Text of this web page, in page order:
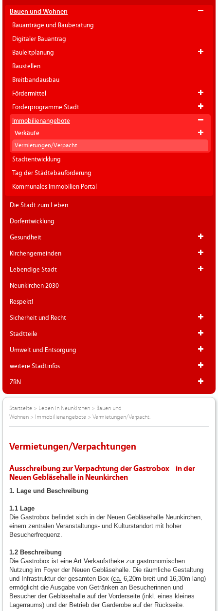
Bauen und Wohnen
Bauanträge und Bauberatung
Digitaler Bauantrag
Bauleitplanung
Baustellen
Breitbandausbau
Fördermittel
Förderprogramme Stadt
Immobilienangebote
Verkäufe
Vermietungen/Verpacht.
Stadtentwicklung
Tag der Städtebauförderung
Kommunales Immobilien Portal
Die Stadt zum Leben
Dorfentwicklung
Gesundheit
Kirchengemeinden
Lebendige Stadt
Neunkirchen 2030
Respekt!
Sicherheit und Recht
Stadtteile
Umwelt und Entsorgung
weitere Stadtinfos
ZBN
Startseite > Leben in Neunkirchen > Bauen und
Wohnen > Immobilienangebote > Vermietungen/Verpacht.
Vermietungen/Verpachtungen
Ausschreibung zur Verpachtung der Gastrobox in der
Neuen Gebläsehalle in Neunkirchen
1. Lage und Beschreibung
1.1 Lage
Die Gastrobox befindet sich in der Neuen Gebläsehalle Neunkirchen,
einem zentralen Veranstaltungs- und Kulturstandort mit hoher
Besucherfrequenz.
1.2 Beschreibung
Die Gastrobox ist eine Art Verkaufstheke zur gastronomischen
Nutzung im Foyer der Neuen Gebläsehalle. Die räumliche Gestaltung
und Infrastruktur der gesamten Box (ca. 6,20m breit und 16,30m lang)
ermöglicht die Ausgabe von Getränken an Besucherinnen und
Besucher der Gebläsehalle auf der Vorderseite (inkl. eines kleines
Lagerraums) und der Betrieb der Garderobe auf der Rückseite.